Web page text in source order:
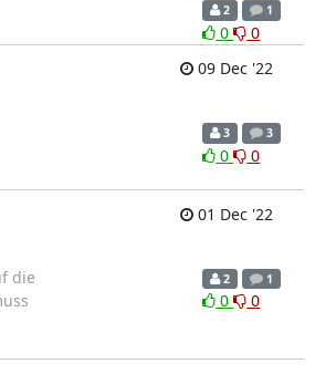
2 1
0
0
09 Dec '22
3 3
0 0
01 Dec '22
die
2 1
0 0